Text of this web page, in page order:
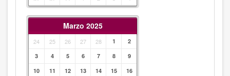
Marzo 2025
24 25 26 27 28 1
2
3
4 5 6 7 8
9
10
11 12 13 14 15
16